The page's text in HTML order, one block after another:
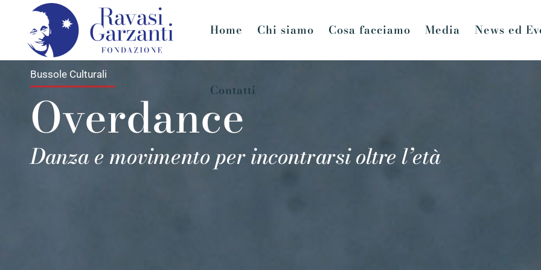
Home Chi siamo Cosa facciamo Media News ed
Contatti
Bussole Culturali
Overdance
Danza e movimento per incontrarsi oltre l’età